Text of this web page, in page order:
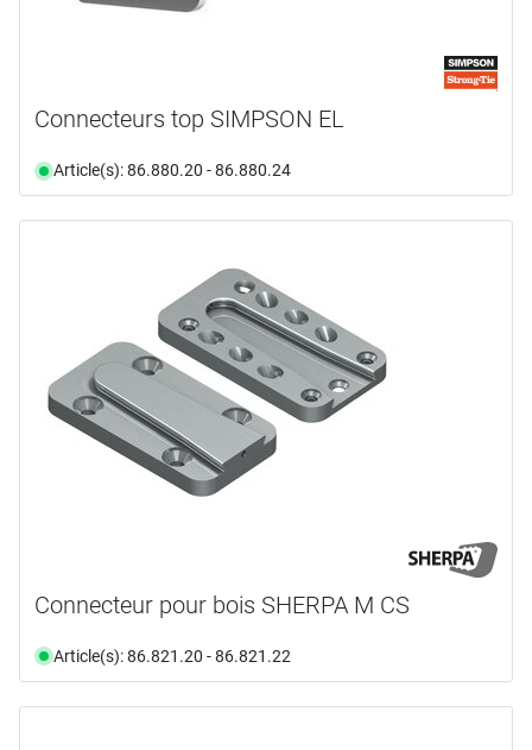
Connecteurs top SIMPSON EL
Article(s): 86.880.20 - 86.880.24
Connecteur pour bois SHERPA M CS
Article(s): 86.821.20 - 86.821.22